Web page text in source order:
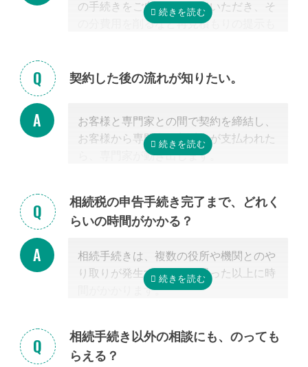
の手続きをご自身で行っていただき、そ
の分費用を削るなど再見積もりの提示も
らい場合、弊社専門スタッフがお客様に
契約した後の流れが知りたい。
お客様と専門家との間で契約を締結し、
お客様から専門家に着手金が支払われた
ら、専門家が動き出します。
ル・郵便などを使って進捗状況などの連
絡を取り合う形になります。
ば大丈夫ですので、ご安心ください。
相続税の申告手続き完了まで、どれく
らいの時間がかかる？
相続手続きは、複数の役所や機関とのや
り取りが発生するため、思った以上に時
間がかかります。
り、専門家が効率よく進めたとしても一
般的には全部で約3-4カ月かかると言わ
相続手続き以外の相談にも、のっても
らえる？